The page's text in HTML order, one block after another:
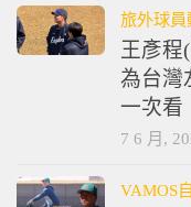
旅外球員
王彥程
為台灣
一次看
7 6 月,
VAMOS